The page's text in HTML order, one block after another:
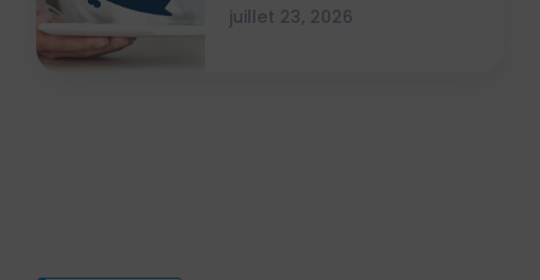
attestation ?
juillet 23, 2026